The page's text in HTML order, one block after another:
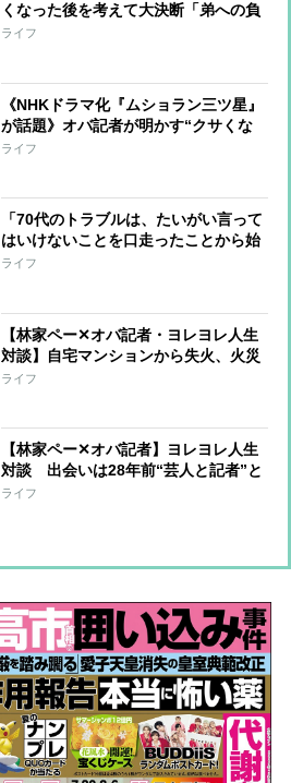
くなった後を考えて大決断「弟への負
担は最小限にしたい」と“この世の荷
ライフ
《NHKドラマ化『ムショラン三ツ星』
が話題》オバ記者が明かす“クサくな
いメシ”を作る管理栄養士の話、そし
ライフ
「70代のトラブルは、たいがい言って
はいけないことを口走ったことから始
まっている」オバ記者（69）は“老年
ライフ
【林家ペー✕オバ記者・ヨレヨレ人生
対談】自宅マンションから失火、火災
保険に入っておらず周辺住宅への補償
ライフ
【林家ペー✕オバ記者】ヨレヨレ人生
対談 出会いは28年前“芸人と記者”と
いう関係から“芸人とマネジャー”にな
ライフ